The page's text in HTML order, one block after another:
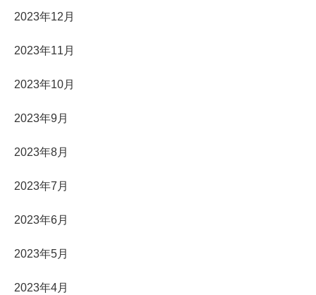
2023年12月
2023年11月
2023年10月
2023年9月
2023年8月
2023年7月
2023年6月
2023年5月
2023年4月